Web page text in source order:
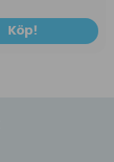
Köp!